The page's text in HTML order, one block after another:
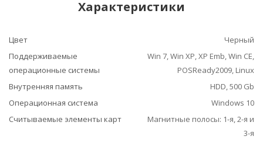
Характеристики
Цвет
Черный
Поддерживаемые
операционные системы
Win 7, Win XP, XP Emb, Win CE,
POSReady2009, Linux
Внутренняя память
HDD, 500 Gb
Операционная система
Windows 10
Считываемые элементы карт
Магнитные полосы: 1-я, 2-я и
3-я